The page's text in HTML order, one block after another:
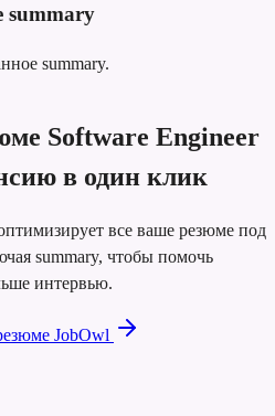
summary
summary.
Software Engineer
в один клик
все ваше резюме под
summary, чтобы помочь
интервью.
JobOwl